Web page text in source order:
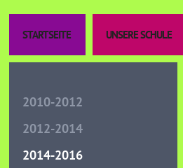
STARTSEITE UNSERE SCHULE
2010-2012
2012-2014
2014-2016